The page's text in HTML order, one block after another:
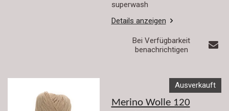
superwash
Details anzeigen
Bei Verfügbarkeit
benachrichtigen
Ausverkauft
Merino Wolle 120